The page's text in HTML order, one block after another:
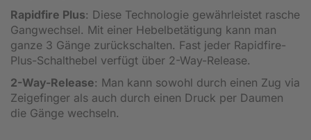
Rapidfire Plus: Diese Technologie gewährleistet rasche
Gangwechsel. Mit einer Hebelbetätigung kann man
ganze 3 Gänge zurückschalten. Fast jeder Rapidfire-
Plus-Schalthebel verfügt über 2-Way-Release.
2-Way-Release: Man kann sowohl durch einen Zug via
Zeigefinger als auch durch einen Druck per Daumen
die Gänge wechseln.